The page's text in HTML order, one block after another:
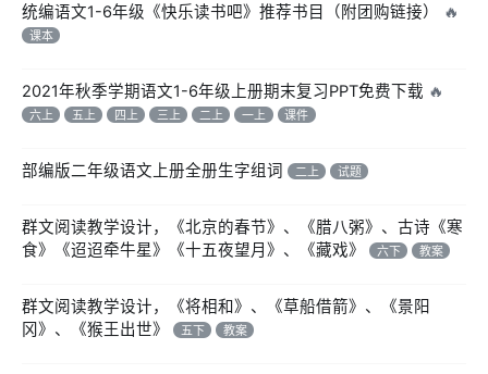
统编语文1-6年级《快乐读书吧》推荐书目（附团购链接） 🔥
课本
2021年秋季学期语文1-6年级上册期末复习PPT免费下载 🔥
六上 五上 四上 三上 二上 一上 课件
部编版二年级语文上册全册生字组词 二上 试题
群文阅读教学设计，《北京的春节》、《腊八粥》、古诗《寒
食》《迢迢牵牛星》《十五夜望月》、《藏戏》
六下 教案
群文阅读教学设计，《将相和》、《草船借箭》、《景阳
冈》、《猴王出世》
五下 教案